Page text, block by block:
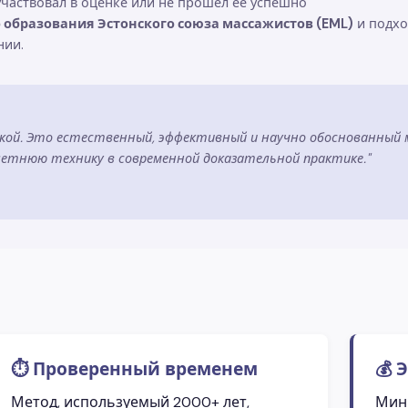
Эстонского союза массажистов (EML) и
Это естественный, эффективный и научно
технику в современной доказательной практике."
⏱️ Проверенный временем
Метод, используемый 2000+ лет,
💰